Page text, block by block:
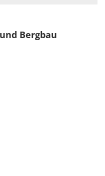
Bergbau